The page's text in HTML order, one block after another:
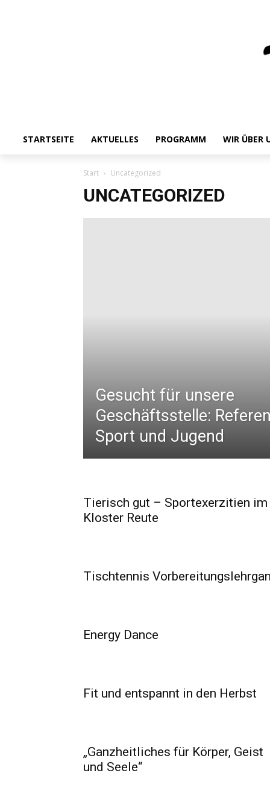
STARTSEITE AKTUELLES PROGRAMM WIR ÜBER
Start Uncategorized
UNCATEGORIZED
Gesucht für unsere
Geschäftsstelle:
Sport und Jugend
Tierisch gut – Sportexerzitien im
Kloster Reute
Tischtennis
Energy Dance
Fit und entspannt in den Herbst
„Ganzheitliches für Körper, Geist
und Seele“